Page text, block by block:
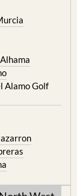
Alamo Golf